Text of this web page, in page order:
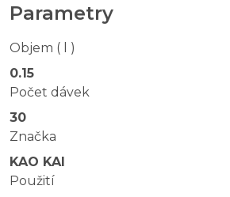
Parametry
Objem ( l )
0.15
Počet dávek
30
Značka
KAO KAI
Použití